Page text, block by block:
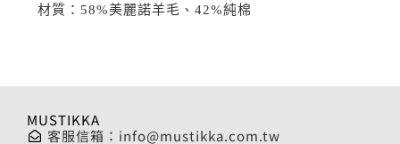
材質：58%美麗諾羊毛、42%純棉
MUSTIKKA
客服信箱： info@mustikka.com.tw